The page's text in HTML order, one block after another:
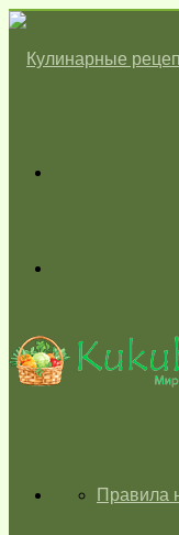
skin
ГЛАВНАЯ
Правила